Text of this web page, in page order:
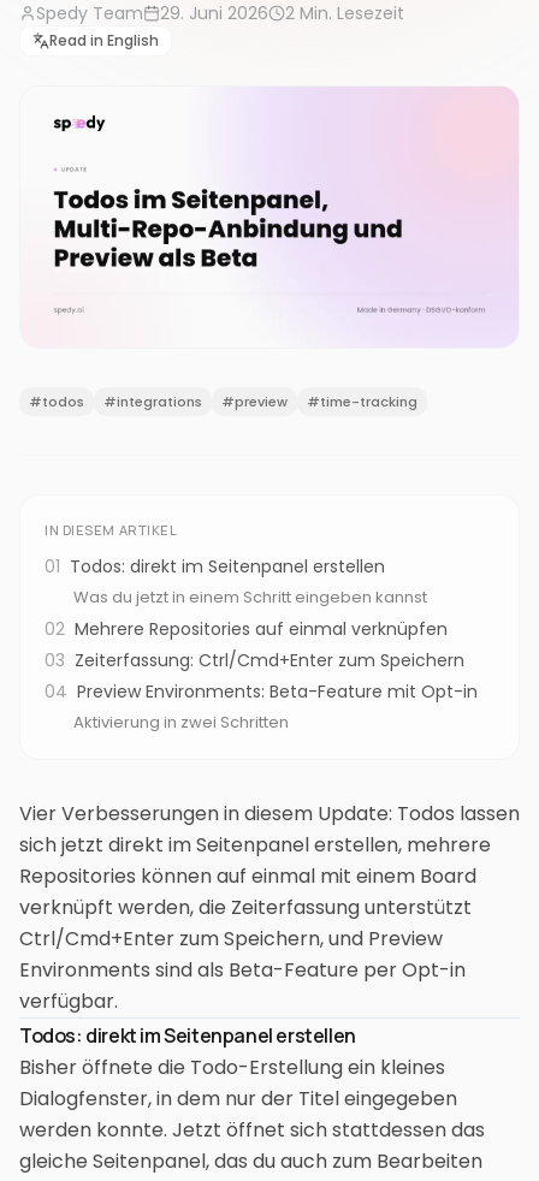
Spedy Team 29. Juni 2026 2 Min. Lesezeit
Read in English
#todos #integrations #preview #time-tracking
IN DIESEM ARTIKEL
01 Todos: direkt im Seitenpanel erstellen
Was du jetzt in einem Schritt eingeben kannst
02 Mehrere Repositories auf einmal verknüpfen
03 Zeiterfassung: Ctrl/Cmd+Enter zum Speichern
04 Preview Environments: Beta-Feature mit Opt-in
Aktivierung in zwei Schritten
Vier Verbesserungen in diesem Update: Todos lassen
sich jetzt direkt im Seitenpanel erstellen, mehrere
Repositories können auf einmal mit einem Board
verknüpft werden, die Zeiterfassung unterstützt
Ctrl/Cmd+Enter zum Speichern, und Preview
Environments sind als Beta-Feature per Opt-in
verfügbar.
Todos: direkt im Seitenpanel erstellen
Bisher öffnete die Todo-Erstellung ein kleines
Dialogfenster, in dem nur der Titel eingegeben
werden konnte. Jetzt öffnet sich stattdessen das
gleiche Seitenpanel, das du auch zum Bearbeiten